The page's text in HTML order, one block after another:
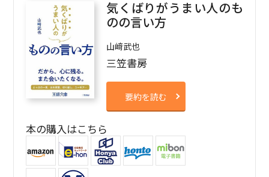
気くばりがうまい人のも
のの言い方
山﨑武也
三笠書房
要約を読む
本の購入はこちら